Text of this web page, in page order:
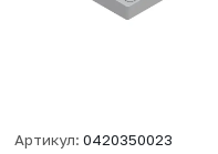
Артикул: 0420350023